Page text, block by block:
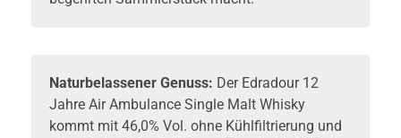
Naturbelassener Genuss: Der Edradour 12
Jahre Air Ambulance Single Malt Whisky
kommt mit 46,0% Vol. ohne Kühlfiltrierung und